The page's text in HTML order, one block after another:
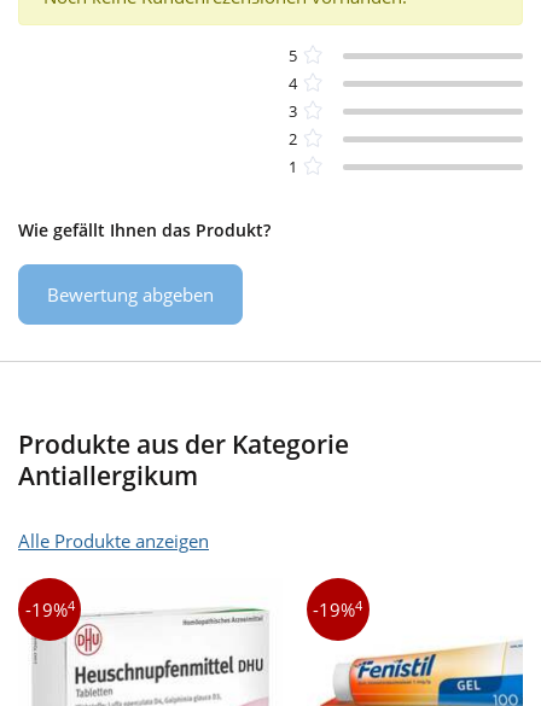
5
4
3
2
1
Wie gefällt Ihnen das Produkt?
Bewertung abgeben
Produkte aus der Kategorie
Antiallergikum
Alle Produkte anzeigen
-19%4 -19%4